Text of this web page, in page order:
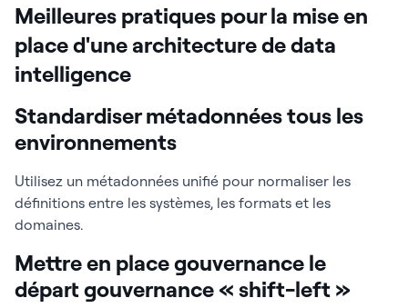
Meilleures pratiques pour la mise en
place d'une architecture de data
intelligence
Standardiser métadonnées tous les
environnements
Utilisez un métadonnées unifié pour normaliser les
définitions entre les systèmes, les formats et les
domaines.
Mettre en place gouvernance le
départ gouvernance « shift-left »